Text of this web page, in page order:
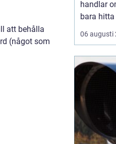
att behålla
(något som
handlar
bara
känsla
Tandläk...
06 augusti